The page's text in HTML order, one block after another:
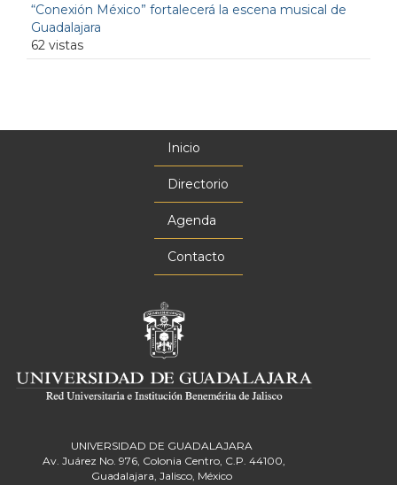
“Conexión México” fortalecerá la escena musical de
Guadalajara
62 vistas
Inicio
Directorio
Agenda
Contacto
UNIVERSIDAD DE GUADALAJARA
Av. Juárez No. 976, Colonia Centro, C.P. 44100,
Guadalajara, Jalisco, México